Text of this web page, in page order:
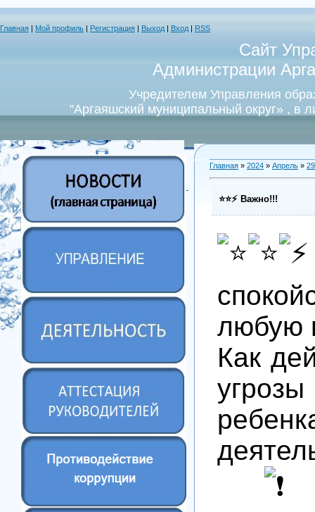
Главная Мой профиль Регистрация Выход Вход RSS
Сайт
Администрации
Учредителем Управления
"Аргаяшский муниципальный округ» , в
Главная » 2024 » Апрель » 29
⭐️⭐️⚡️ Важно!!!
любую
Как